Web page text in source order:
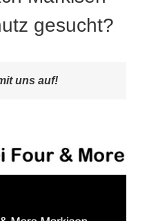
gesucht?
uns auf!